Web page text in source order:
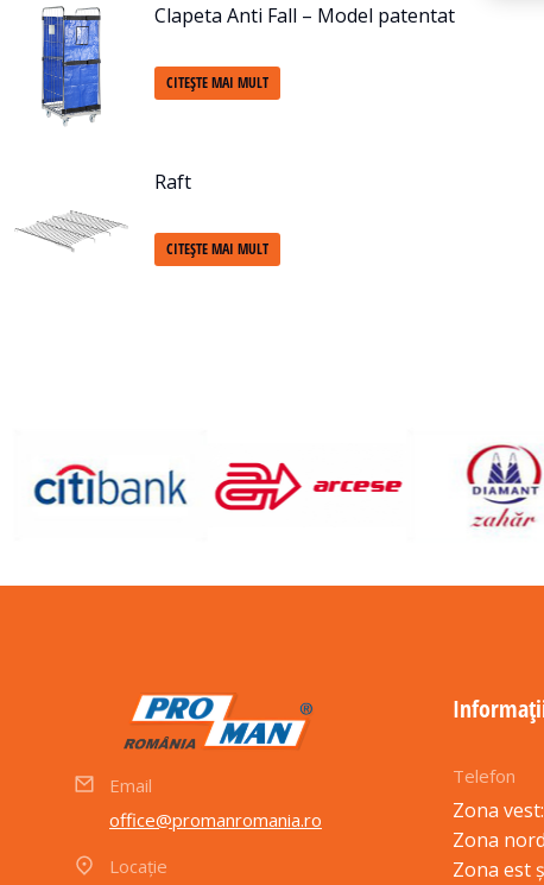
Clapeta Anti Fall – Model patentat
CITEȘTE MAI MULT
Raft
CITEȘTE MAI MULT
Email
office@promanromania.ro
Locație
Telefon
Zona vest:
Zona
Zona est